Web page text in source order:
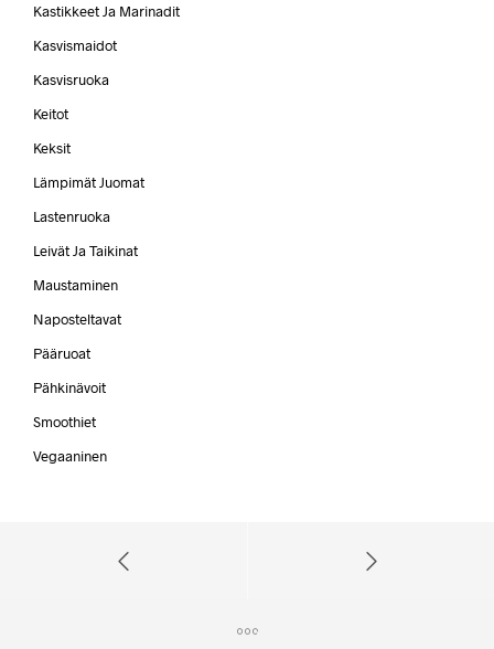
Kastikkeet Ja Marinadit
Kasvismaidot
Kasvisruoka
Keitot
Keksit
Lämpimät Juomat
Lastenruoka
Leivät Ja Taikinat
Maustaminen
Naposteltavat
Pääruoat
Pähkinävoit
Smoothiet
Vegaaninen